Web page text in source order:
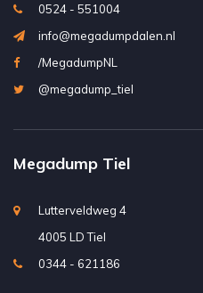
0524 - 551004
info@megadumpdalen.nl
/MegadumpNL
@megadump_tiel
Megadump Tiel
Lutterveldweg 4
4005 LD Tiel
0344 - 621186